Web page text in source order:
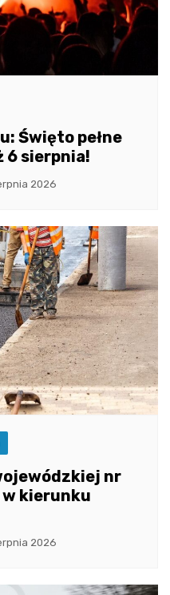
Święto pełne
6 sierpnia!
2026
nr
w kierunku
2026